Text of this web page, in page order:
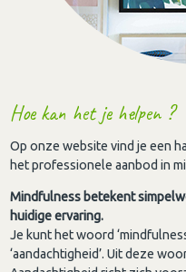
Hoe kan het je helpen ?
Op onze website vind je een
het professionele aanbod in
Mindfulness betekent
huidige ervaring.
Je kunt het woord
‘aandachtigheid’. Uit deze